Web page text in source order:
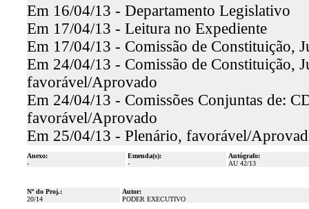
Em 16/04/13 - Departamento Legislativo
Em 17/04/13 - Leitura no Expediente
Em 17/04/13 - Comissão de Constituição,
Em 24/04/13 - Comissão de Constituição,
favorável/Aprovado
Em 24/04/13 - Comissões Conjuntas de:
favorável/Aprovado
Em 25/04/13 - Plenário, favorável/
Anexo:
-
Emenda(s):
-
Autógrafo:
AU 42/13
Nº do Proj.:
20/14
Autor:
PODER EXECUTIVO